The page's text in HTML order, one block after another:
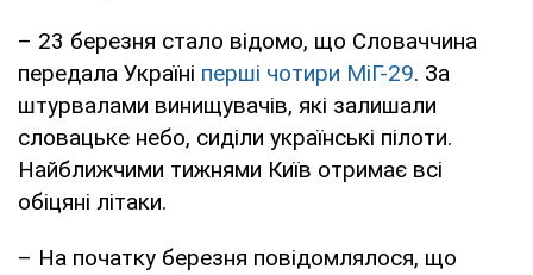
– 23 березня стало відомо, що Словаччина
передала Україні перші чотири МіГ-29. За
штурвалами винищувачів, які залишали
словацьке небо, сиділи українські пілоти.
Найближчими тижнями Київ отримає всі
обіцяні літаки.
– На початку березня повідомлялося, що